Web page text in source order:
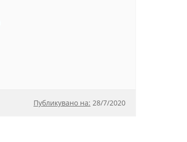
Публикувано на: 28/7/2020